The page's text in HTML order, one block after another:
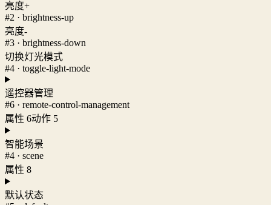
亮度+
#2 · brightness-up
亮度-
#3 · brightness-down
切换灯光模式
#4 · toggle-light-mode
遥控器管理
#6 · remote-control-management
属性 6动作 5
智能场景
#4 · scene
属性 8
默认状态